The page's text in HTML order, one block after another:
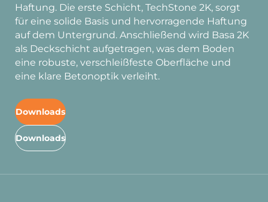
Haftung. Die erste Schicht, TechStone 2K, sorgt
für eine solide Basis und hervorragende Haftung
auf dem Untergrund. Anschließend wird Basa 2K
als Deckschicht aufgetragen, was dem Boden
eine robuste, verschleißfeste Oberfläche und
eine klare Betonoptik verleiht.
Downloads
Downloads